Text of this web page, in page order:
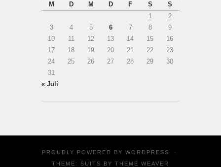
M D M D F S
S
1
2
3
4 5 6 7 8
9
10
11 12 13 14 15
16
17
18 19 20 21 22
23
24
25 26 27 28 29
30
31
« Juli
PROUDLY POWERED BY WORDPRESS
·
THEME: SUITS BY THEME WEAVER